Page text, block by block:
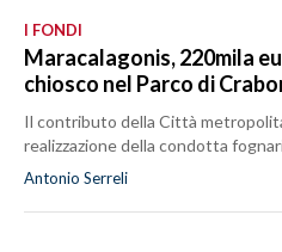
I FONDI
Maracalagonis, 220mila
chiosco nel Parco di
Il contributo della Città
realizzazione della condotta
Antonio Serreli